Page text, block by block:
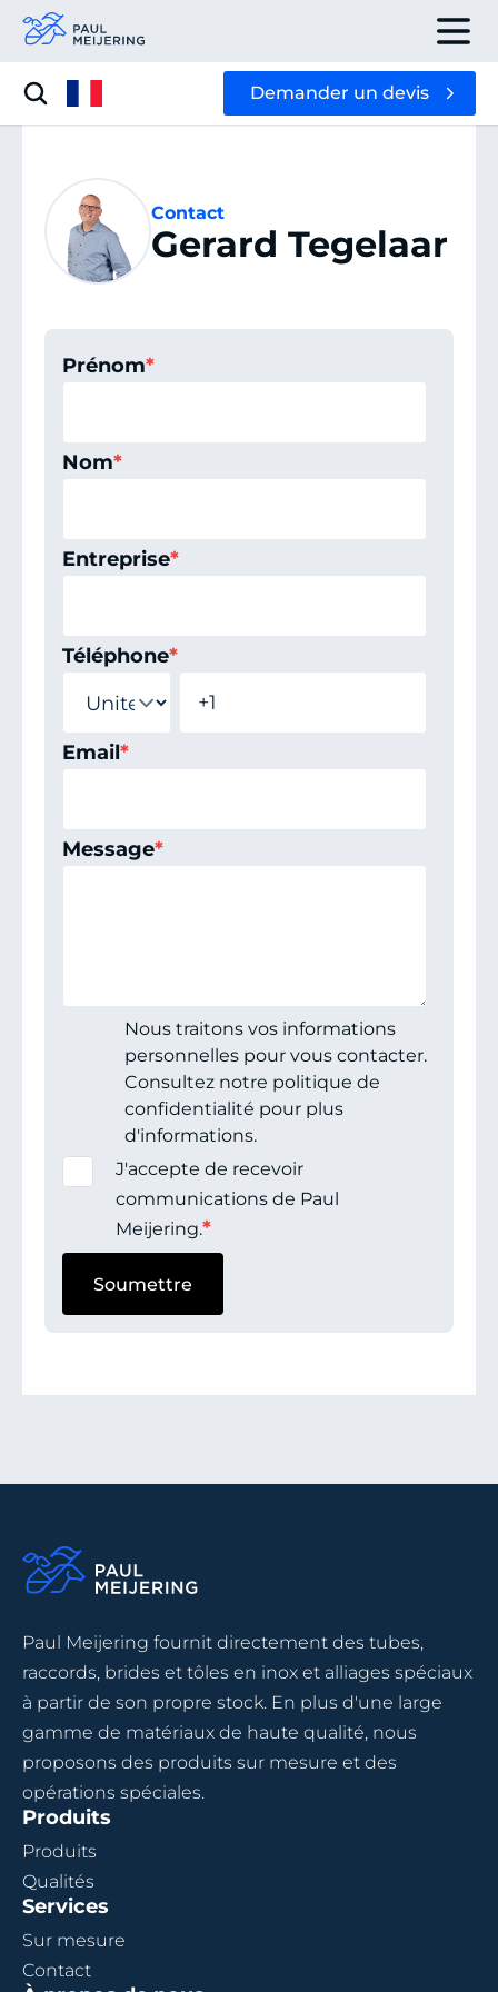
Demander un devis
Contact
Gerard Tegelaar
Prénom*
Nom*
Entreprise*
Téléphone*
Email*
Message*
Nous traitons vos informations
personnelles pour vous contacter.
Consultez notre politique de
confidentialité pour plus
d'informations.
J'accepte de recevoir
communications de Paul
Meijering.*
Paul Meijering fournit directement des tubes,
raccords, brides et tôles en inox et alliages spéciaux
à partir de son propre stock. En plus d'une large
gamme de matériaux de haute qualité, nous
proposons des produits sur mesure et des
opérations spéciales.
Produits
Produits
Qualités
Services
Sur mesure
Contact